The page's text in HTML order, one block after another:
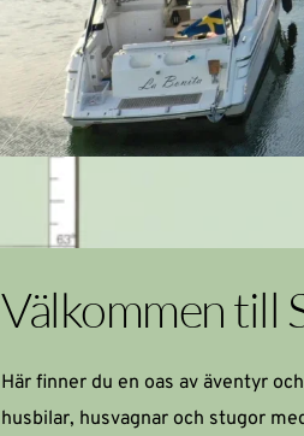
Välkommen till
husbilar, husvagnar och stugor